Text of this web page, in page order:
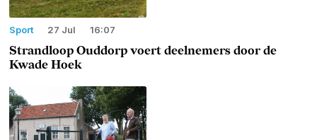
Sport 27 Jul 16:07
Strandloop Ouddorp voert deelnemers door de
Kwade Hoek